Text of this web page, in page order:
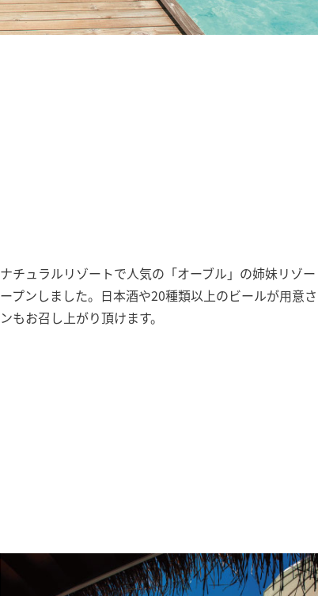
ナチュラルリゾートで人気の「オーブル」の姉妹リゾ
ープンしました。日本酒や20種類以上のビールが用意
ンもお召し上がり頂けます。